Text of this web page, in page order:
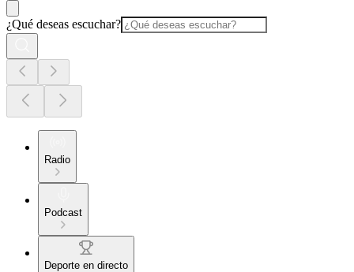
¿Qué deseas escuchar?
Radio
Podcast
Deporte en directo